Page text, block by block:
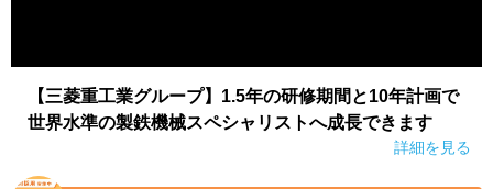
【三菱重工業グループ】1.5年の研修期間と10年計画で
世界水準の製鉄機械スペシャリストへ成長できます
詳細を見る